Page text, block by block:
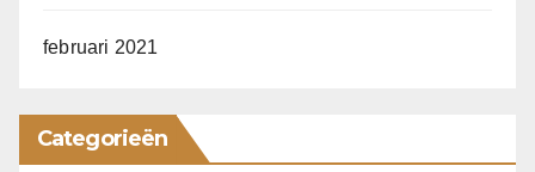
februari 2021
Categorieën